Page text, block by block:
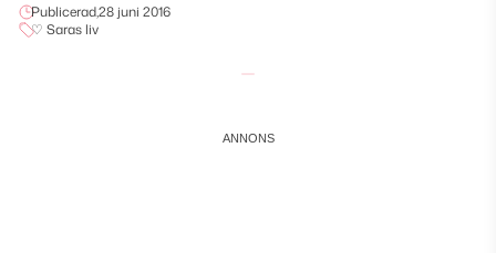
Publicerad,28 juni 2016
♡ Saras liv